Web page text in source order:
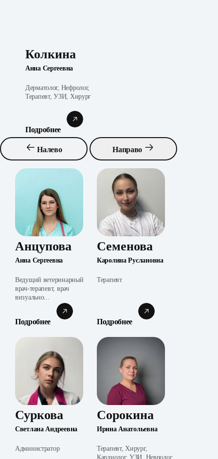
Колкина
Анна Сергеевна
Дерматолог, Нефролог,
Терапевт, УЗИ, Хирург
Подробнее
Налево Направо
Анцупова
Анна Сергеевна
Ведущий ветеринарный
врач-терапевт, врач
визуально...
Подробнее
Семенова
Каролина Руслановна
Терапевт
Подробнее
Суркова
Светлана Андреевна
Администратор
Сорокина
Ирина Анатольевна
Терапевт, Хирург,
Кардиолог, УЗИ, Невролог,